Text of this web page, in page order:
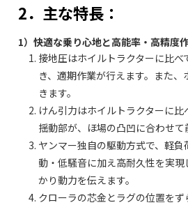
2．主な特長：
1）快適な乗り心地と高能率・高精度
接地圧はホイルトラクターに比
き、適期作業が行えます。また
きます。
けん引力はホイルトラクターに
揺動部が、ほ場の凸凹に合わせ
ヤンマー独自の駆動方式で、軽
動・低騒音に加え高耐久性を実
かり動力を伝えます。
クローラの芯金とラグの位置を